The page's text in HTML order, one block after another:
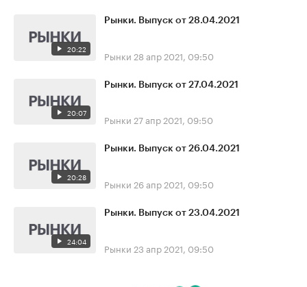
20:22
Рынки. Выпуск от 28.04.2021
Рынки 28 апр 2021, 09:50
20:07
Рынки. Выпуск от 27.04.2021
Рынки 27 апр 2021, 09:50
20:28
Рынки. Выпуск от 26.04.2021
Рынки 26 апр 2021, 09:50
24:04
Рынки. Выпуск от 23.04.2021
Рынки 23 апр 2021, 09:50